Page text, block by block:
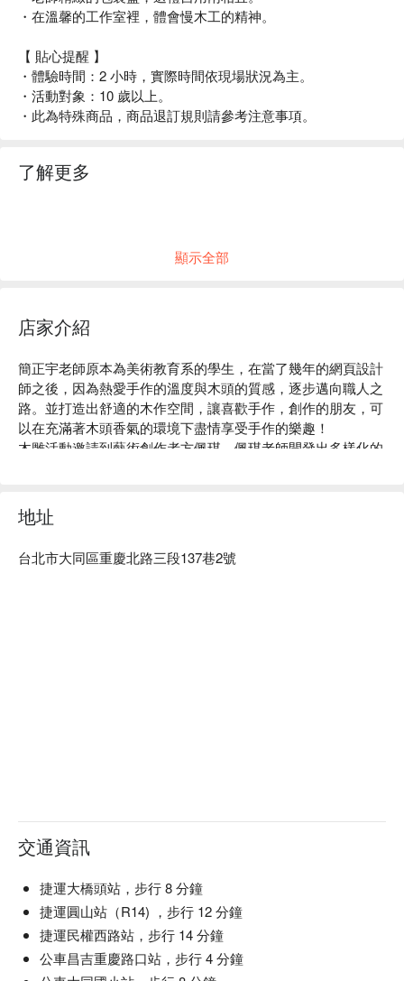
・在溫馨的工作室裡，體會慢木工的精神。
【 貼心提醒 】
・體驗時間：2 小時，實際時間依現場狀況為主。
・活動對象：10 歲以上。
・此為特殊商品，商品退訂規則請參考注意事項。
了解更多
顯示全部
店家介紹
簡正宇老師原本為美術教育系的學生，在當了幾年的網頁設計
師之後，因為熱愛手作的溫度與木頭的質感，逐步邁向職人之
路。並打造出舒適的木作空間，讓喜歡手作，創作的朋友，可
以在充滿著木頭香氣的環境下盡情享受手作的樂趣！
木雕活動邀請到藝術創作者方佩琪，佩琪老師開發出多樣化的
療癒的初體驗。
地址
台北市大同區重慶北路三段137巷2號
交通資訊
捷運大橋頭站，步行 8 分鐘
捷運圓山站（R14) ，步行 12 分鐘
捷運民權西路站，步行 14 分鐘
公車昌吉重慶路口站，步行 4 分鐘